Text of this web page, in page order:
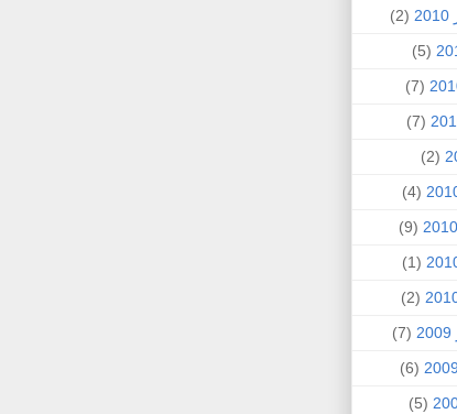
(2)
(5)
(7)
(7)
(2)
(4)
(9)
(1)
(2)
(7)
(6)
(5)